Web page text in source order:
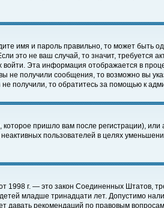
имя и пароль правильно, то может быть
это не ваш случай, то значит, требуется
Эта информация отображается в
не получили сообщения, то возможно вы
получили, то обратитесь за помощью к
пришло вам после регистрации),
пользователей в целях
1998 г. — это закон Соединенных
младше тринадцати лет. Допустимо
рекомендаций по правовым